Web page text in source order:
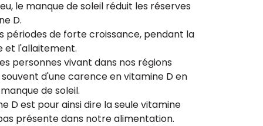
le manque de soleil réduit les réserves
D.
périodes de forte croissance, pendant la
et l'allaitement.
personnes vivant dans nos régions
d'une carence en vitamine D en
de soleil.
D est pour ainsi dire la seule vitamine
présente dans notre alimentation.